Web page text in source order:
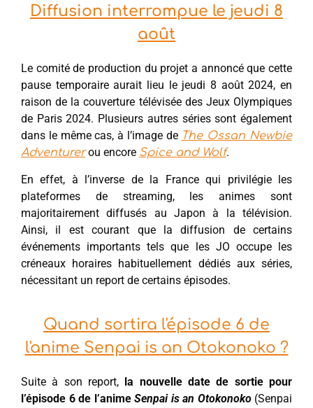
Diffusion interrompue le jeudi 8
août
Le comité de production du projet a annoncé que cette
pause temporaire aurait lieu le jeudi 8 août 2024, en
raison de la couverture télévisée des Jeux Olympiques
de Paris 2024. Plusieurs autres séries sont également
dans le même cas, à l’image de The Ossan Newbie
Adventurerou encore Spice and Wolf.
En effet, à l’inverse de la France qui privilégie les
plateformes de streaming, les animes sont
majoritairement diffusés au Japon à la télévision.
Ainsi, il est courant que la diffusion de certains
événements importants tels que les JO occupe les
créneaux horaires habituellement dédiés aux séries,
nécessitant un report de certains épisodes.
Quand sortira l'épisode 6 de
l'anime Senpai is an Otokonoko ?
Suite à son report,
la nouvelle date de sortie pour
l’épisode 6 de l’animeSenpai is an Otokonoko(Senpai